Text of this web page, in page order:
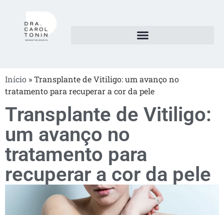
Início »Transplante de Vitiligo: um avanço no
tratamento para recuperar a cor da pele
Transplante de Vitiligo:
um avanço no
tratamento para
recuperar a cor da pele